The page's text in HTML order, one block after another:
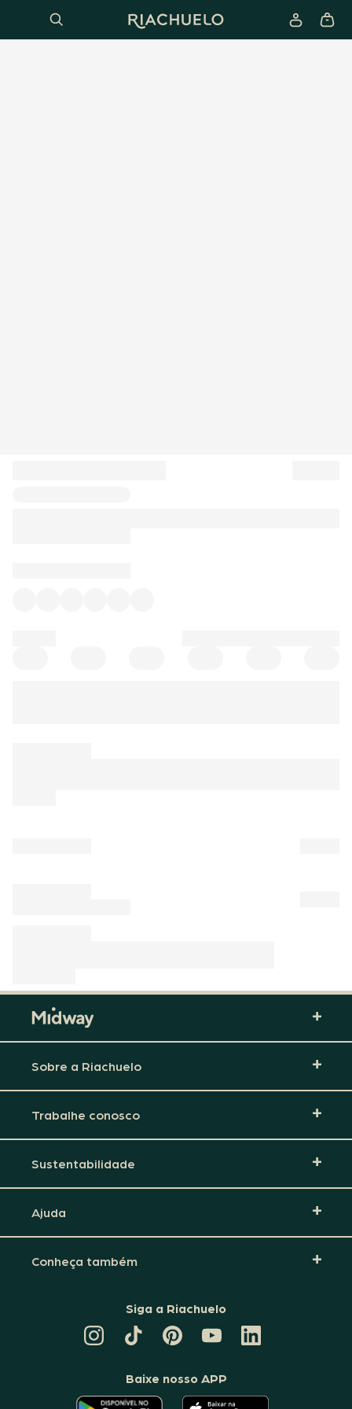
Sobre a Riachuelo
Trabalhe conosco
Sustentabilidade
Ajuda
Conheça também
Siga a Riachuelo
TIKTOK
DA
PINTEREST
DA
CANAL
DA
RIACHUELO
LINKEDIN
DA
Baixe nosso APP
O O